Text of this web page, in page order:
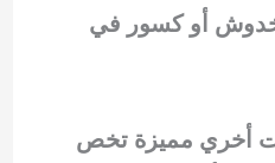
أو كسور في
أخري مميزة تخص